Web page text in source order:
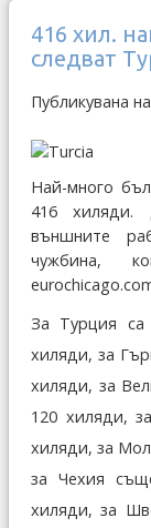
416 хил.
следват
Публикувана
Най-много
416 хиляди.
външните
чужбина,
За Турция
хиляди, за
хиляди, за
120 хиляди,
хиляди, за
за Чехия
хиляди, за